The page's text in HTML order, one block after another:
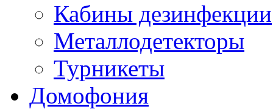
Кабины дезинфекции
Металлодетекторы
Турникеты
Домофония